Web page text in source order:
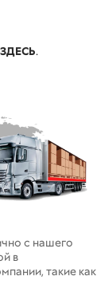
ЗДЕСЬ.
с нашего
в
такие как